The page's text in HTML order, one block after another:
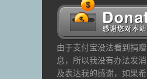
由于支付宝没法看到捐
息，所以我没有办法发
及表达我的感谢，如果